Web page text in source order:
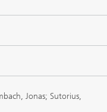
Jonas; Sutorius,